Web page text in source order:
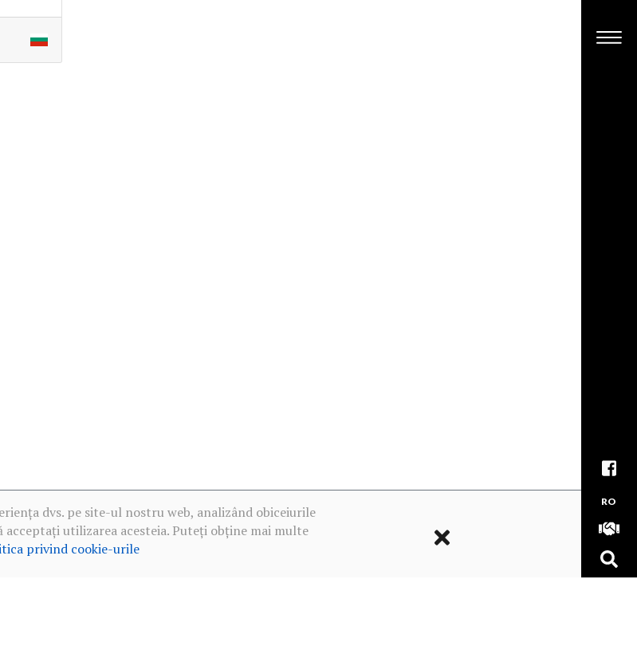
RO
dvs. pe site-ul nostru web, analizând obiceiurile
acceptați utilizarea acesteia. Puteți obține mai multe
privind cookie-urile